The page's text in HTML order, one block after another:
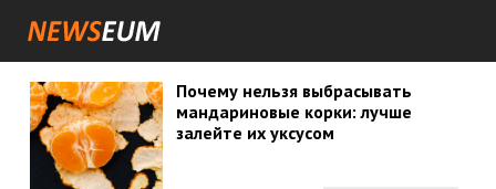
Почему нельзя выбрасывать
мандариновые корки: лучше
залейте их уксусом